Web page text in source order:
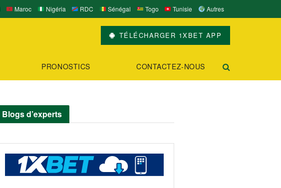
Maroc Nigéria RDC Sénégal Togo Tunisie Autres
TÉLÉCHARGER 1XBET APP
PRONOSTICS CONTACTEZ-NOUS
Blogs d’experts